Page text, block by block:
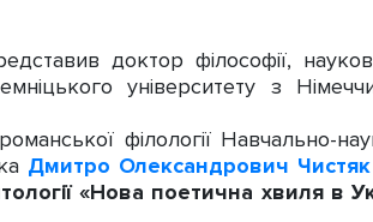
доктор філософії,
університету з
філології Навчально-
Дмитро Олександрович Чистяк
«Нова поетична хвиля в